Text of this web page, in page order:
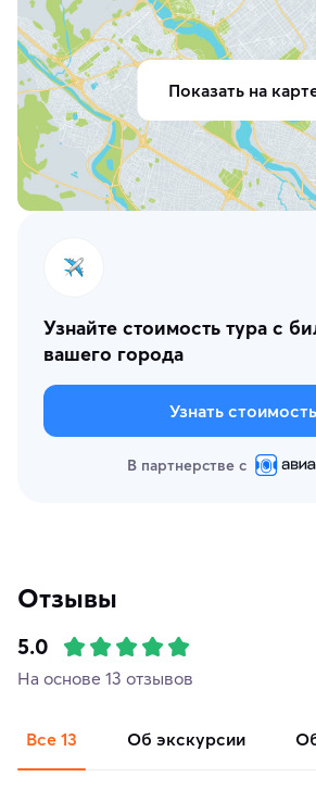
Показать на
Узнайте стоимость тура с
вашего города
Узнать стоимость
В партнерстве с
Отзывы
5.0
На основе 13 отзывов
Все 13 об экскурсии